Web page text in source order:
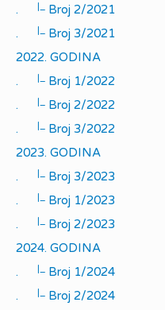
.
|_
Broj 2/2021
.
|_
Broj 3/2021
2022. GODINA
.
|_
Broj 1/2022
.
|_
Broj 2/2022
.
|_
Broj 3/2022
2023. GODINA
.
|_
Broj 3/2023
.
|_
Broj 1/2023
.
|_
Broj 2/2023
2024. GODINA
.
|_
Broj 1/2024
.
|_
Broj 2/2024